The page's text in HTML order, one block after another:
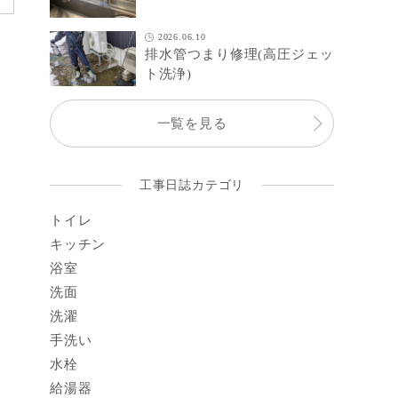
2026.06.10
排水管つまり修理(高圧ジェッ
ト洗浄)
一覧を見る
工事日誌カテゴリ
トイレ
キッチン
浴室
洗面
洗濯
手洗い
水栓
給湯器